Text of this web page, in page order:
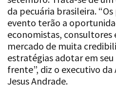
da pecuária brasileira.
evento terão a
economistas, consultores
mercado de muita
estratégias adotar em
frente”, diz o executivo da
Jesus Andrade.